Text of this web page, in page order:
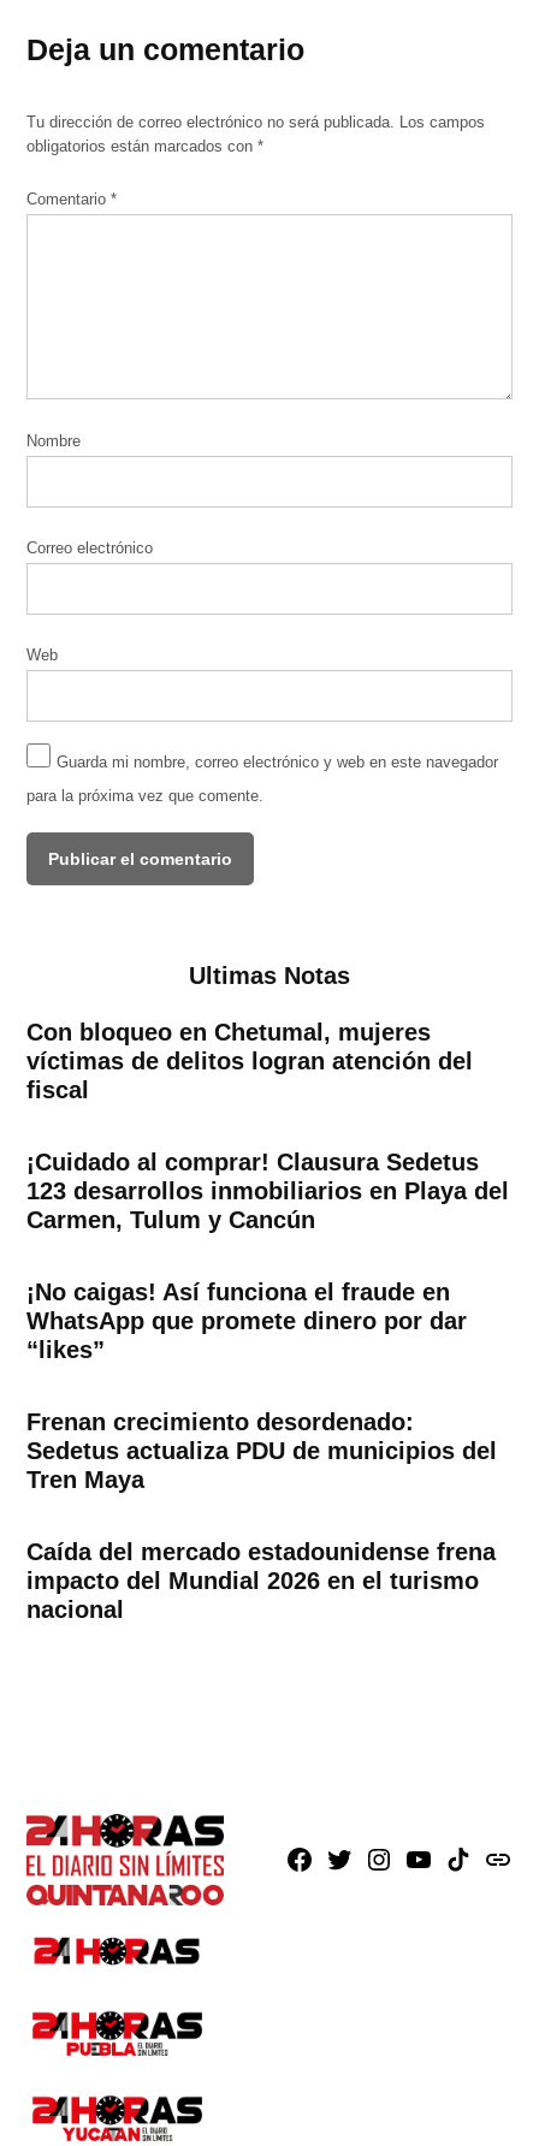
Deja un comentario
Tu dirección de correo electrónico no será publicada. Los campos
obligatorios están marcados con*
Comentario*
Nombre
Correo electrónico
Web
Guarda mi nombre, correo electrónico y web en este navegador
para la próxima vez que comente.
Ultimas Notas
Con bloqueo en Chetumal, mujeres
víctimas de delitos logran atención del
fiscal
¡Cuidado al comprar! Clausura Sedetus
123 desarrollos inmobiliarios en Playa del
Carmen, Tulum y Cancún
¡No caigas! Así funciona el fraude en
WhatsApp que promete dinero por dar
“likes”
Frenan crecimiento desordenado:
Sedetus actualiza PDU de municipios del
Tren Maya
Caída del mercado estadounidense frena
impacto del Mundial 2026 en el turismo
nacional
Facebook
X Instagram
YoutubeTikTokissuu